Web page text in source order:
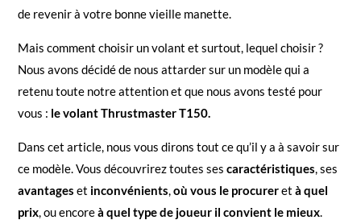
de revenir à votre bonne vieille manette.
Mais comment choisir un volant et surtout, lequel choisir ?
Nous avons décidé de nous attarder sur un modèle qui a
retenu toute notre attention et que nous avons testé pour
vous : le volant Thrustmaster T150.
Dans cet article, nous vous dirons tout ce qu’il y a à savoir sur
ce modèle. Vous découvrirez toutes ses caractéristiques, ses
avantages et inconvénients,où vous le procureret à quel
prix, ou encoreà quel type de joueur il convient le mieux.